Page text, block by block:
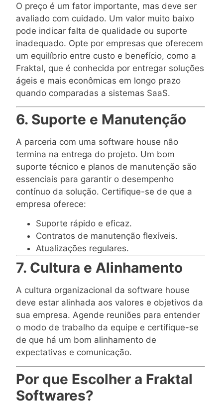
O preço é um fator importante, mas deve ser
avaliado com cuidado. Um valor muito baixo
pode indicar falta de qualidade ou suporte
inadequado. Opte por empresas que oferecem
um equilíbrio entre custo e benefício, como a
Fraktal, que é conhecida por entregar soluções
ágeis e mais econômicas em longo prazo
quando comparadas a sistemas SaaS.
6. Suporte e Manutenção
A parceria com uma software house não
termina na entrega do projeto. Um bom
suporte técnico e planos de manutenção são
essenciais para garantir o desempenho
contínuo da solução. Certifique-se de que a
empresa oferece:
Suporte rápido e eficaz.
Contratos de manutenção flexíveis.
Atualizações regulares.
7. Cultura e Alinhamento
A cultura organizacional da software house
deve estar alinhada aos valores e objetivos da
sua empresa. Agende reuniões para entender
o modo de trabalho da equipe e certifique-se
de que há um bom alinhamento de
expectativas e comunicação.
Por que Escolher a Fraktal
Softwares?